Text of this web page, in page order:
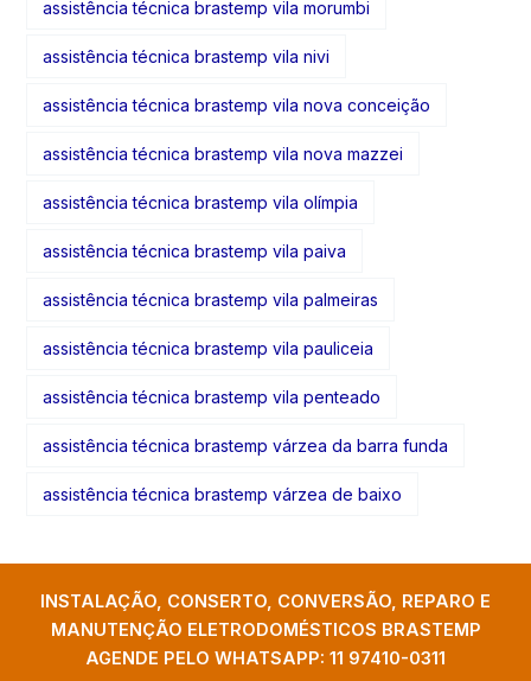
assistência técnica brastemp vila morumbi
assistência técnica brastemp vila nivi
assistência técnica brastemp vila nova conceição
assistência técnica brastemp vila nova mazzei
assistência técnica brastemp vila olímpia
assistência técnica brastemp vila paiva
assistência técnica brastemp vila palmeiras
assistência técnica brastemp vila pauliceia
assistência técnica brastemp vila penteado
assistência técnica brastemp várzea da barra funda
assistência técnica brastemp várzea de baixo
INSTALAÇÃO, CONSERTO, CONVERSÃO, REPARO E
MANUTENÇÃO ELETRODOMÉSTICOS BRASTEMP
AGENDE PELO WHATSAPP: 11 97410-0311